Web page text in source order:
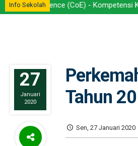
Info Sekolah(CoE) - Kompetensi
27
Januari
2020
Tahun
Sen, 27 Januari 2020